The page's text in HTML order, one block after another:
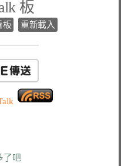
板
板 重新載入
了吧